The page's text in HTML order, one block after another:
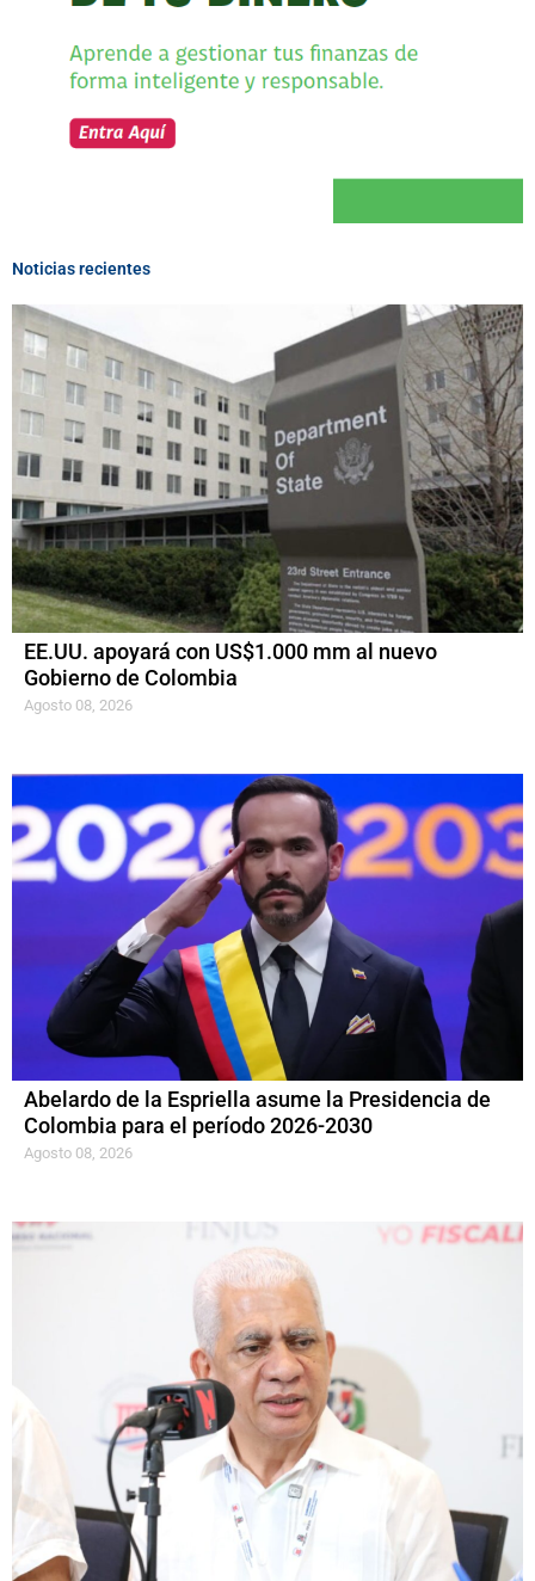
Noticias recientes
EE.UU. apoyará con US$1.000 mm al nuevo
Gobierno de Colombia
Agosto 08, 2026
Abelardo de la Espriella asume la Presidencia de
Colombia para el período 2026-2030
Agosto 08, 2026